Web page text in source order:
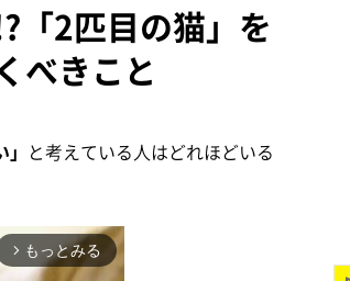
「2匹目の猫」を
べきこと
と考えている人はどれほどいる
arrow_forward_ios もっとみる